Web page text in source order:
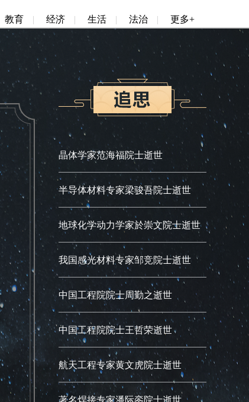
教育 | 经济 | 生活 | 法治 | 更多+
晶体学家范海福院士逝世
半导体材料专家梁骏吾院士逝世
地球化学动力学家於崇文院士逝世
我国感光材料专家邹竞院士逝世
中国工程院院士周勤之逝世
中国工程院院士王哲荣逝世
航天工程专家黄文虎院士逝世
著名焊接专家潘际銮院士逝世